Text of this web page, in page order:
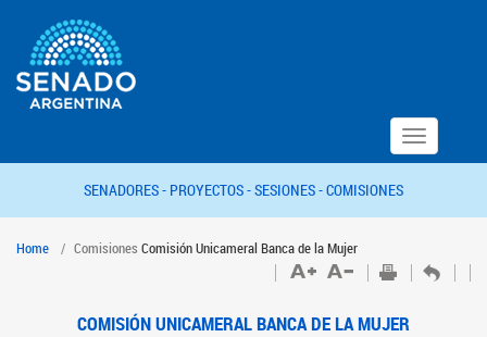
Toggle
navigation
SENADORES - PROYECTOS -SESIONES -COMISIONES
Home Comisiones Comisión Unicameral Banca de la Mujer
COMISIÓN UNICAMERAL BANCA DE LA MUJER